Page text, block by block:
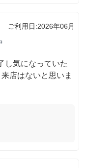
ご利用日:2026年06月
し気になっていた
店はないと思いま